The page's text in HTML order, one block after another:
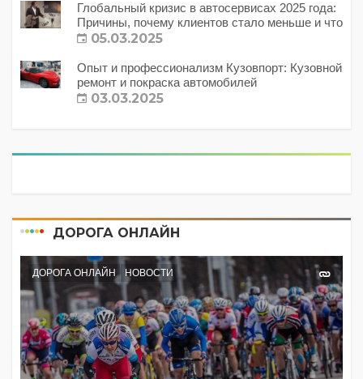
Глобальный кризис в автосервисах 2025 года:
Причины, почему клиентов стало меньше и что
с этим делать?
05.03.2025
Опыт и профессионализм Кузовпорт: Кузовной
ремонт и покраска автомобилей
03.03.2025
ДОРОГА ОНЛАЙН
ДОРОГА ОНЛАЙН НОВОСТИ